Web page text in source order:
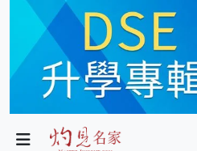
政局